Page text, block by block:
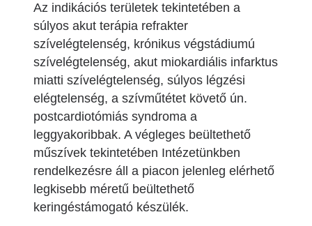
Az indikációs területek tekintetében a
súlyos akut terápia refrakter
szívelégtelenség, krónikus végstádiumú
szívelégtelenség, akut miokardiális infarktus
miatti szívelégtelenség, súlyos légzési
elégtelenség, a szívműtétet követő ún.
postcardiotómiás syndroma a
leggyakoribbak. A végleges beültethető
műszívek tekintetében Intézetünkben
rendelkezésre áll a piacon jelenleg elérhető
legkisebb méretű beültethető
keringéstámogató készülék.